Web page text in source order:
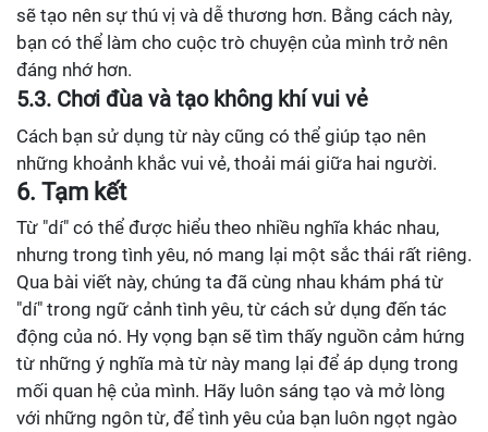
sẽ tạo nên sự thú vị và dễ thương hơn. Bằng cách này,
bạn có thể làm cho cuộc trò chuyện của mình trở nên
đáng nhớ hơn.
5.3. Chơi đùa và tạo không khí vui vẻ
Cách bạn sử dụng từ này cũng có thể giúp tạo nên
những khoảnh khắc vui vẻ, thoải mái giữa hai người.
6. Tạm kết
Từ "dí" có thể được hiểu theo nhiều nghĩa khác nhau,
nhưng trong tình yêu, nó mang lại một sắc thái rất riêng.
Qua bài viết này, chúng ta đã cùng nhau khám phá từ
"dí" trong ngữ cảnh tình yêu, từ cách sử dụng đến tác
động của nó. Hy vọng bạn sẽ tìm thấy nguồn cảm hứng
từ những ý nghĩa mà từ này mang lại để áp dụng trong
mối quan hệ của mình. Hãy luôn sáng tạo và mở lòng
với những ngôn từ, để tình yêu của bạn luôn ngọt ngào